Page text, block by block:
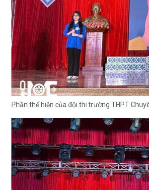
Phần thể hiện của đội thi trường THPT